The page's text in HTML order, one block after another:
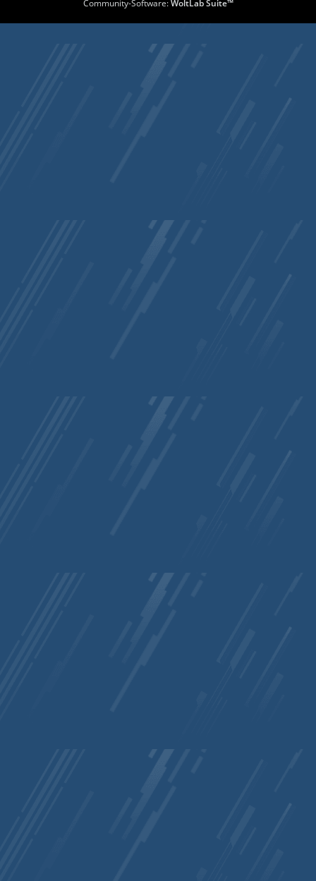
Community-Software:WoltLab Suite™